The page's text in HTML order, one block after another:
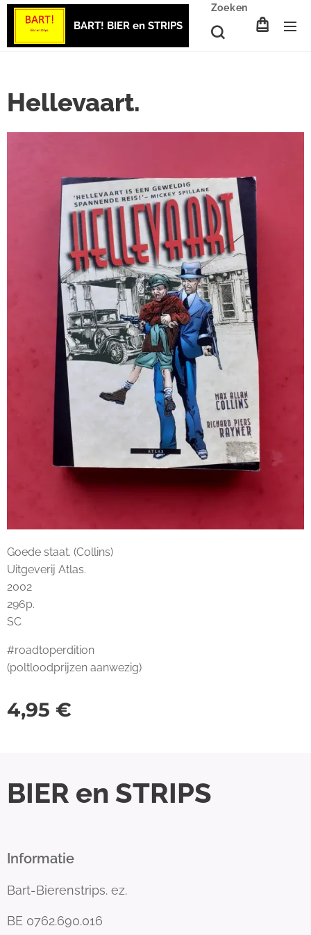
BART! BIER en STRIPS
Zoeken
Hellevaart.
Goede staat. (Collins)
Uitgeverij Atlas.
2002
296p.
SC
#roadtoperdition
(poltloodprijzen aanwezig)
4,95 €
BIER en STRIPS
Informatie
Bart-Bierenstrips. ez.
BE 0762.690.016